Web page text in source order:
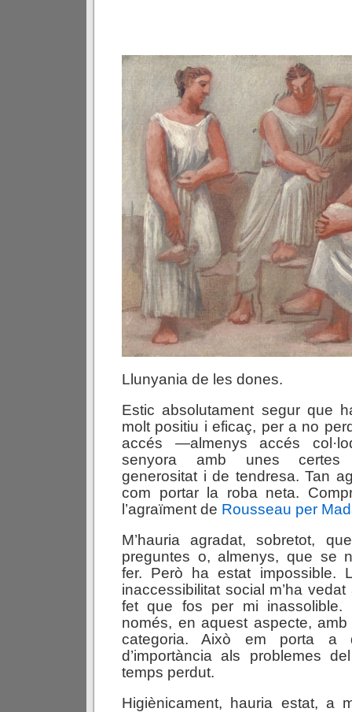
Llunyania de les dones.
Estic absolutament segur que
molt positiu i eficaç, per a no
accés —almenys accés
senyora amb unes certes
generositat i de tendresa. Tan
com portar la roba neta.
l’agraïment de Rousseau per
M’hauria agradat, sobretot,
preguntes o, almenys, que se
fer. Però ha estat impossible.
inaccessibilitat social m’ha
fet que fos per mi inassolible.
només, en aquest aspecte, amb
categoria. Això em porta a
d’importància als problemes
temps perdut.
Higiènicament, hauria estat, a